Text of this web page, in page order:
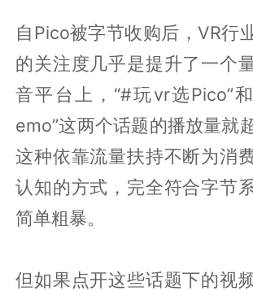
自Pico被字节收购后，VR行
的关注度几乎是提升了一个
音平台上，“#玩vr选Pico”
emo”这两个话题的播放量就
这种依靠流量扶持不断为消
认知的方式，完全符合字节
简单粗暴。
但如果点开这些话题下的视